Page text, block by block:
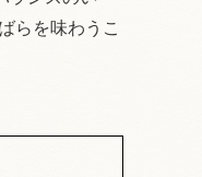
らを味わうこ